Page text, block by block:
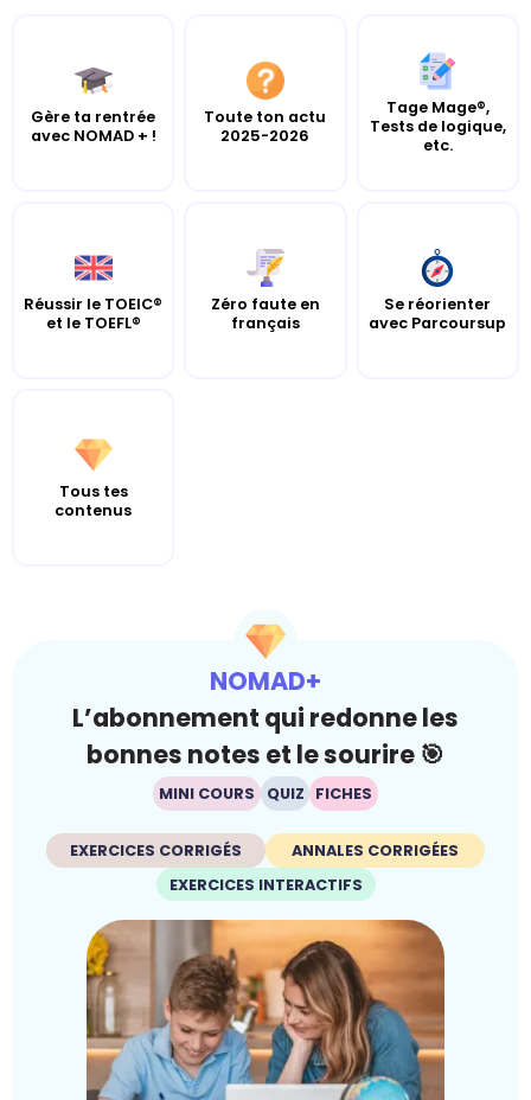
Gère ta rentrée
avec NOMAD + !
Toute ton actu
2025-2026
Tage Mage®,
Tests de logique,
etc.
Réussir le TOEIC®
et le TOEFL®
Zéro faute en
français
Se réorienter
avec Parcoursup
Tous tes
contenus
NOMAD+
L’abonnement qui redonne les
bonnes notes et le sourire 🎯
MINI COURS QUIZ FICHES
EXERCICES CORRIGÉS
ANNALES CORRIGÉES
EXERCICES INTERACTIFS